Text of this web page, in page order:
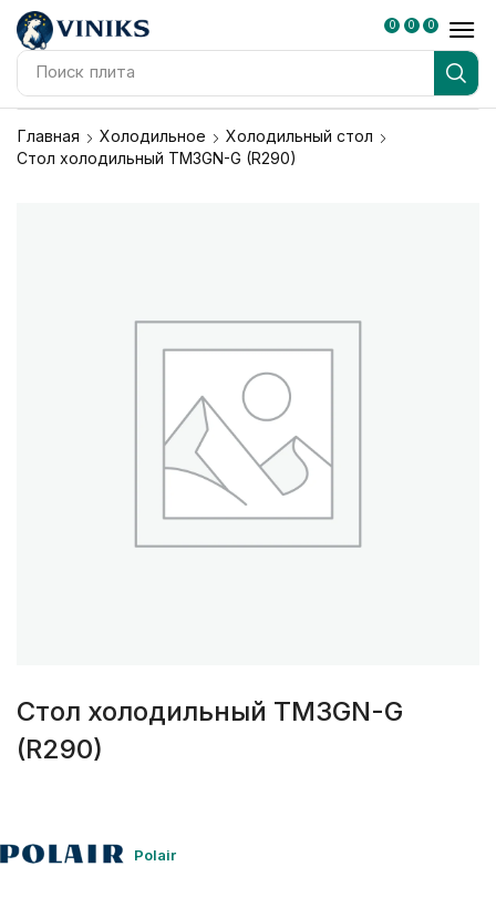
Поиск плита
0 0 0
Главная Холодильное
Холодильный стол
Стол холодильный TM3GN-G (R290)
Стол холодильный TM3GN-G
(R290)
Polair